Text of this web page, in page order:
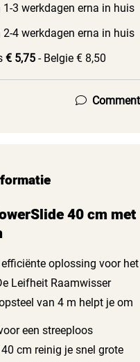
3 werkdagen erna in huis
4 werkdagen erna in huis
€ 5,75 - Belgie € 8,50
Comment
40 cm met
oplossing voor het
Leifheit Raamwisser
van 4 m helpt je om
een streeploos
cm reinig je snel grote